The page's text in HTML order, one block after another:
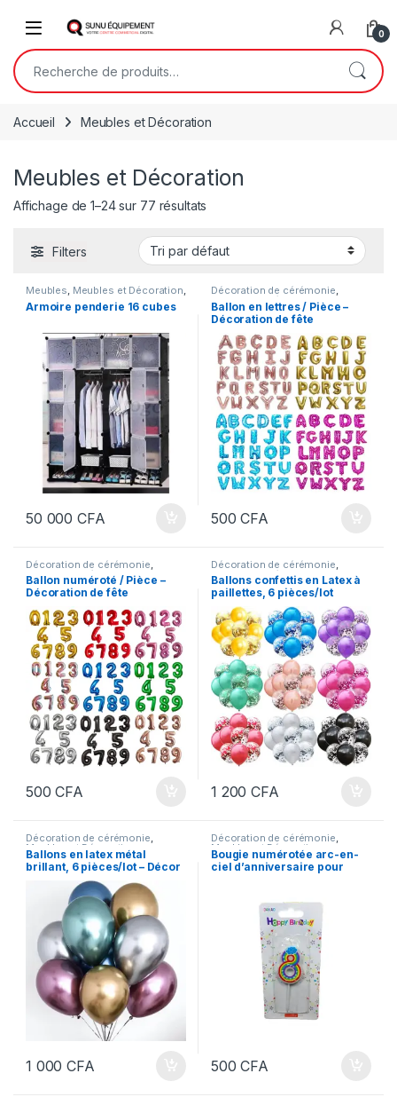
Open 0
Recherche pour :
Accueil Meubles et Décoration
Meubles et Décoration
Affichage de 1–24 sur 77 résultats
Filters
Meubles, Meubles et Décoration,
Mobilier de maison
Armoire penderie 16 cubes
50 000CFA
Décoration de cérémonie,
Meubles et Décoration
Ballon en lettres / Pièce –
Décoration de fête
d’anniversaire et de mariage
500CFA
Décoration de cérémonie
Meubles et Décoration
Ballon numéroté / Pièce –
Décoration de fête
500CFA
Décoration de cérémonie
Meubles et Décoration
Ballons confettis en Latex à
paillettes, 6 pièces/lot
1 200CFA
Décoration de cérémonie,
Meubles et Décoration
Ballons en latex métal
brillant, 6 pièces/lot – Décor
de fête anniversaire
1 000CFA
Décoration de cérémonie,
Meubles et Décoration
Bougie numérotée arc-en-
ciel d’anniversaire pour
500CFA